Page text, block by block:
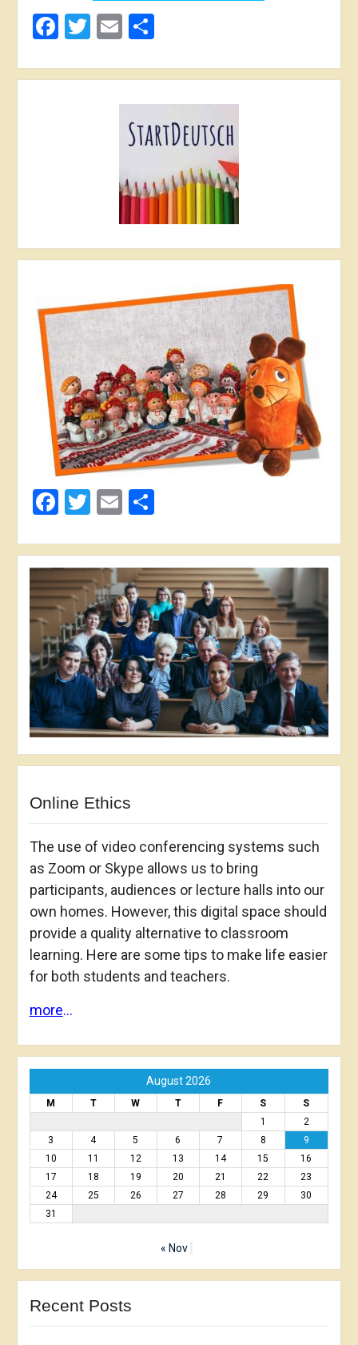
Facebook
Twitter
EmailShare
Facebook
Twitter
EmailShare
Online Ethics
The use of video conferencing systems such
as Zoom or Skype allows us to bring
participants, audiences or lecture halls into our
own homes. However, this digital space should
provide a quality alternative to classroom
learning. Here are some tips to make life easier
for both students and teachers.
more…
August 2026
M T W T F S
S
1
2
3
4 5 6 7 8
9
10
11 12 13 14 15
16
17
18 19 20 21 22
23
24
25 26 27 28 29
30
31
« Nov
Recent Posts